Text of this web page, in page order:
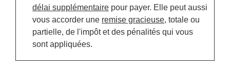
délai supplémentaire pour payer. Elle peut aussi
vous accorder une remise gracieuse, totale ou
partielle, de l'impôt et des pénalités qui vous
sont appliquées.